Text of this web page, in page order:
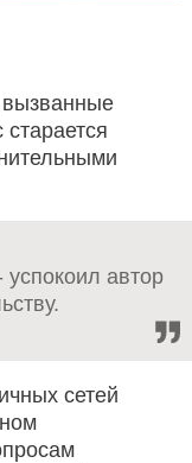
успокоил автор
сетей